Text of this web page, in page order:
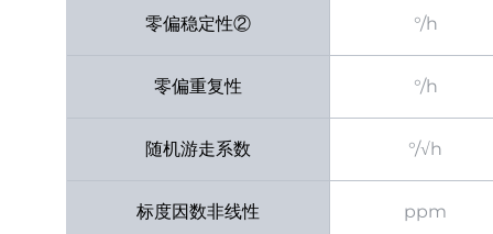
零偏稳定性② °/h
零偏重复性 °/h
随机游走系数 °/√h
标度因数非线性 ppm